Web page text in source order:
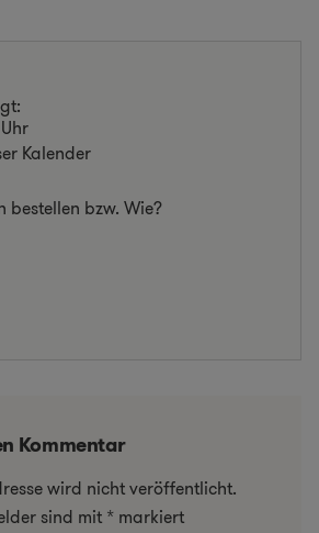
Kalender
bestellen bzw. Wie?
Kommentar
wird nicht veröffentlicht.
sind mit * markiert